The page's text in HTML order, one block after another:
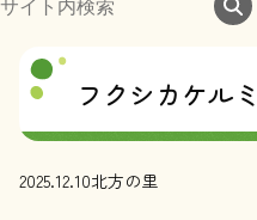
フクシカケル
2025.12.10北方の里